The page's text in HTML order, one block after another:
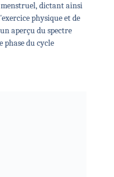
menstruel, dictant ainsi
physique et de
aperçu du spectre
phase du cycle